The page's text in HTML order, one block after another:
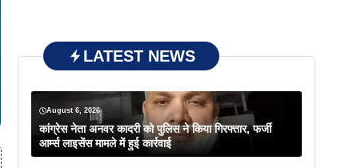
LATEST NEWS
August 6, 2026
कांग्रेस नेता अनवर कादरी को पुलिस ने किया गिरफ्तार, फर्जी
आर्म्स लाइसेंस मामले में हुई कार्रवाई